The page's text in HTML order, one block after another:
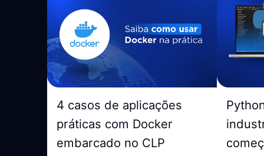
4 casos de aplicações
práticas com Docker
embarcado no CLP